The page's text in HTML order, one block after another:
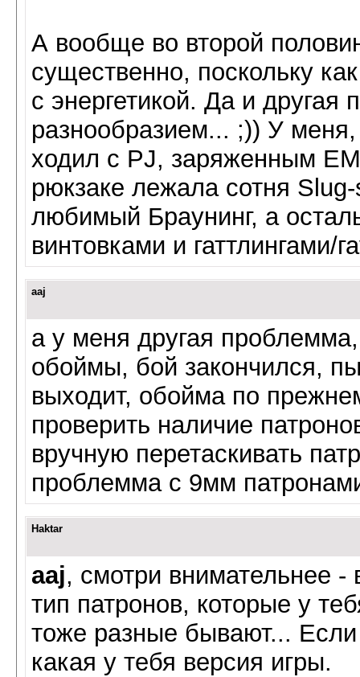
А вообще во второй
существенно, поскольку
с энергетикой. Да и другая
разнообразием... ;)) У меня,
ходил с PJ, заряженным
рюкзаке лежала сотня
любимый Браунинг, а
винтовками и гаттлингами/
aaj
а у меня другая
обоймы, бой закончился,
выходит, обойма по
проверить наличие
вручную перетаскивать
проблемма с 9мм
Haktar
aaj, смотри внимательнее -
тип патронов, которые у
тоже разные бывают...
какая у тебя версия игры.